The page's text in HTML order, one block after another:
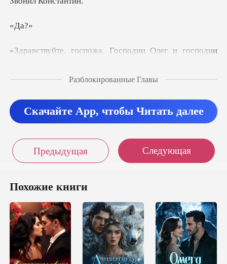
Д
просил передать, что он тоже не явится до
Разблокированные Главы
Скачайте App, чтобы Читать далее
Предыдущая Следующая
Похожие книги